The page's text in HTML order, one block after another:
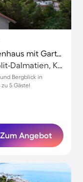
Familienorientiertes tolles Ferienhaus mit Garten | Bergblick
Podstrana, Gespanschaft Split-Dalmatien, Kroatien
Bergblick in
5 Gäste!
Zum Angebot